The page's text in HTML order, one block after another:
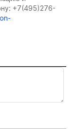
+7(495)276-